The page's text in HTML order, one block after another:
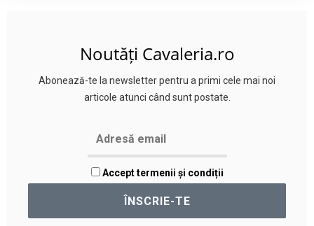
Noutăți Cavaleria.ro
Abonează-te la newsletter pentru a primi cele mai noi
articole atunci când sunt postate.
Accept termenii și condiții